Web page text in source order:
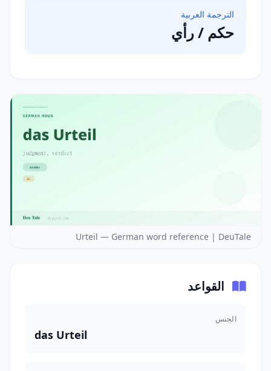
الترجمة العربية
حكم / رأي
Urteil — German word reference | DeuTale
القواعد
الجنس
das Urteil